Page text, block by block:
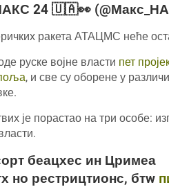
24 🇺🇦👀
ракета АТАЦМС неће
руске војне власти пет
, и све су оборене у
је порастао на три особе:
беацхес ин Цримеа
но рестрицтионс, бтw